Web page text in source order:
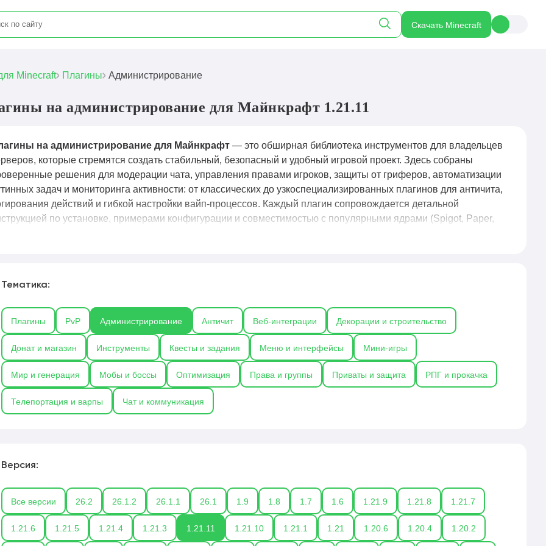
Скачать Minecraft
Minecraft Плагины Администрирование
на администрирование для Майнкрафт 1.21.11
на администрирование для Майнкрафт — это обширная библиотека инструментов для владельцев
которые стремятся создать стабильный, безопасный и удобный игровой проект. Здесь собраны
решения для модерации чата, управления правами игроков, защиты от гриферов, автоматизации
задач и мониторинга активности: от классических до узкоспециализированных плагинов для античита,
действий и гибкой настройки вайп-процессов. Каждый плагин сопровождается детальной
по установке, примерами конфигурации и совместимостью с популярными ядрами (Spigot, Paper,
Тематика:
Плагины PvP Администрирование Античит Веб-интеграции Декорации и строительство
Донат и магазин Инструменты Квесты и задания Меню и интерфейсы Мини-игры
Мир и генерация Мобы и боссы Оптимизация Права и группы Приваты и защита РПГ и прокачка
Телепортация и варпы Чат и коммуникация
Версия:
Все версии 26.2 26.1.2 26.1.1 26.1 1.9 1.8 1.7 1.6 1.21.9 1.21.8 1.21.7
1.21.6 1.21.5 1.21.4 1.21.3 1.21.11 1.21.10 1.21.1 1.21 1.20.6 1.20.4 1.20.2